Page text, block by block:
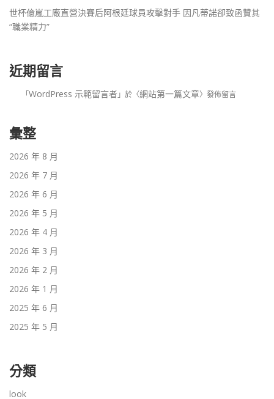
世杯億嵐工廠直營決賽后阿根廷球員攻擊對手 因凡蒂諾卻致函贊其
“職業精力”
近期留言
「WordPress 示範留言者」於〈網站第一篇文章〉發佈留言
彙整
2026 年 8 月
2026 年 7 月
2026 年 6 月
2026 年 5 月
2026 年 4 月
2026 年 3 月
2026 年 2 月
2026 年 1 月
2025 年 6 月
2025 年 5 月
分類
look